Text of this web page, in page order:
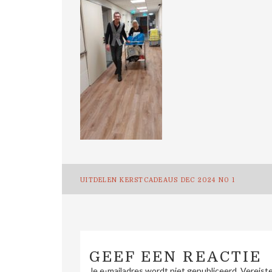
Bericht
UITDELEN KERSTCADEAUS DEC 2024 NO 1
GEEF EEN REACTIE